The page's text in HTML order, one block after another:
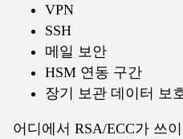
VPN
SSH
메일 보안
HSM 연동 구간
장기 보관 데이터 보
어디에서 RSA/ECC가 쓰